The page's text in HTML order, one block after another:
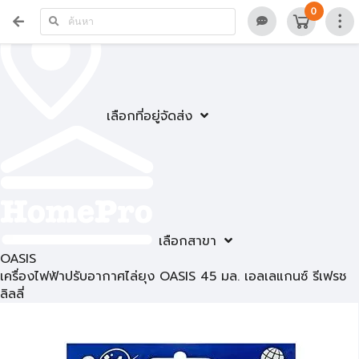
เลือกที่อยู่จัดส่ง
เลือกสาขา
0
OASIS
เครื่องไฟฟ้าปรับอากาศไล่ยุง OASIS 45 มล. เอลเลแกนซ์ รีเฟรช
ลิลลี่